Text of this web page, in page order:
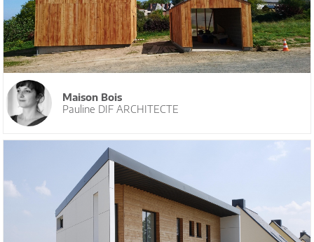
Maison Bois
Pauline DIF ARCHITECTE